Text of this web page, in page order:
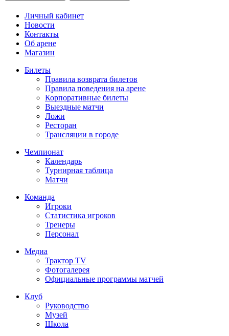
Личный кабинет
Новости
Контакты
Об арене
Магазин
Билеты
Правила возврата билетов
Правила поведения на арене
Корпоративные билеты
Выездные матчи
Ложи
Ресторан
Трансляции в городе
Чемпионат
Календарь
Турнирная таблица
Матчи
Команда
Игроки
Статистика игроков
Тренеры
Персонал
Медиа
Трактор TV
Фотогалерея
Официальные программы матчей
Клуб
Руководство
Музей
Школа